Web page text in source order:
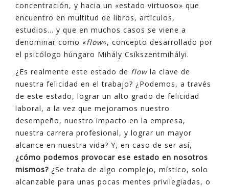
concentración, y hacia un «estado virtuoso» que
encuentro en multitud de libros, artículos,
estudios… y que en muchos casos se viene a
denominar como «flow«, concepto desarrollado por
el psicólogo húngaro Mihály Csíkszentmihályi.
¿Es realmente este estado de flowla clave de
nuestra felicidad en el trabajo? ¿Podemos, a través
de este estado, lograr un alto grado de felicidad
laboral, a la vez que mejoramos nuestro
desempeño, nuestro impacto en la empresa,
nuestra carrera profesional, y lograr un mayor
alcance en nuestra vida? Y, en caso de ser así,
¿cómo podemos provocar ese estado en nosotros
mismos? ¿Se trata de algo complejo, místico, solo
alcanzable para unas pocas mentes privilegiadas, o